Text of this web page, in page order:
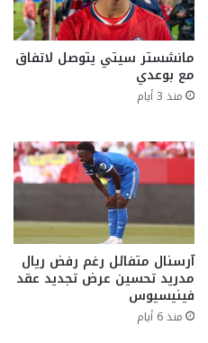
مانشستر سيتي يتوصل لاتفاق
مع بوعدي
منذ 3 أيام
آرسنال متفائل رغم رفض ريال
مدريد تحسين عرض تجديد عقد
فينيسيوس
منذ 6 أيام